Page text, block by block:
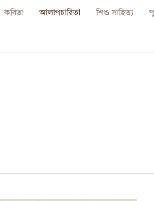
কবিতা আলাপচারিতা শিশু সাহিত্য